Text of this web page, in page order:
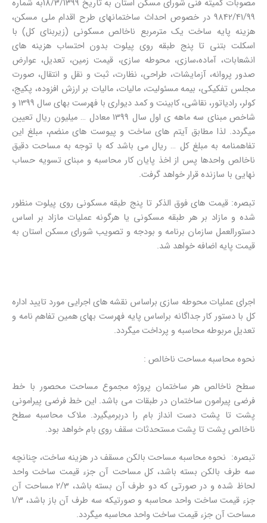
مصوبات کمیته فنی شورای مسکن استان به تاریخ 18/3/1399به شماره
9842/41/99 در خصوص احداث ساختمانهای طرح اقدام ملی مسکن،
هزینه پایه ساخت یک مترمربع ناخالص مسکونی (زیربنای کل) با
اسکلت بتنی تا پنج طبقه روی پیلوت بدون احتساب هزینه های
انشعابات، آماده،سازی، محوطه سازی، قیمت زمین، تعدیل، عوارض
صدور پروانه، آزمایشات، طراحی، نظارت، ثبت و نقل و انتقال، صورت
مجلس تفکیکی، بیمه مسئولیت، مالیات، مالیات بر ارزش افزوده، پکیج،
کولر، رادیاتور، نقاشی، کابینت و کمد دیواری با فهرست بهای سال 1399 و
شاخص مبنای سه ماهه ی اول سال 1399 معادل … میلیون ریال تعیین
میگردد. لذا مطابق آیتم های ساخت و پیوست های منضم، مبلغ این
تفاهمنامه به مبلغ کل … ریال می باشد که با توجه به مساحت دقیق
ناخالص واحدها پس از اخذ پایان کار محاسبه و مبنای تسویه حساب
نهایی با سازنده قرار خواهد گرفت.
تبصره: قیمت های فوق الذکر تا پنج طبقه مسکونی روی پیلوت منظور
شده و مازاد بر هر طبقه مسکونی یا هرگونه عملیات مازاد بر اساس
دستورالعمل سازمان برنامه و بودجه و تصویب شورای مسکن استان به
قیمت پایه اضافه خواهد شد.
اجرای عملیات محوطه سازی براساس نقشه های اجرایی مورد تایید اداره
کل با دستور کار جداگانه براساس پایه فهرست بهای همین تفاهم نامه و
تعدیل مربوطه محاسبه و پرداخت میگردد.
نحوه محاسبه مساحت ناخالص :
سطح ناخالص هر ساختمان پروژه مجموع مساحت محصور با خط
فرضی پیرامون ساختمان در طبقات می باشد. این خط فرضی پیرامونی
پشت تا پشت دست انداز بام را دربرمیگیرد. ملاک محاسبه سطح
ناخالص پشت تا پشت مستحدثات سقف روی بام خواهد بود.
تبصره: نحوه محاسبه مساحت بالکن مسقف در هزینه ساخت، چنانچه
سه طرف بالکن بسته باشد، کل مساحت آن جزء قیمت ساخت واحد
لحاظ شده و در صورتی که دو طرف آن بسته باشد، 2/3 مساحت آن
جزء قیمت ساخت واحد محاسبه و صورتیکه سه طرف آن باز باشد، 1/3
مساحت آن جزء قیمت ساخت واحد محاسبه میگردد.